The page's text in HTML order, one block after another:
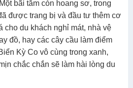
bãi tắm còn hoang sơ, trong
được trang bị và đầu tư thêm cơ
cho du khách nghỉ mát, nhà vệ
đồ, hay các cây cầu làm điểm
Kỳ Co vô cùng trong xanh,
chắc chắn sẽ làm hài lòng du